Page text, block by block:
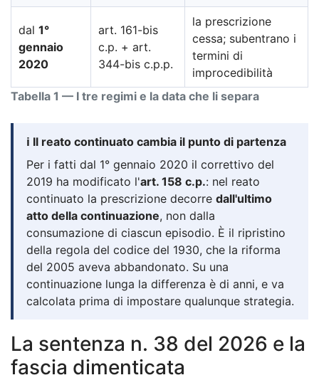
Tabella 1 — I tre regimi e la data che li separa
dal 1°
gennaio
2020
art. 161-bis
c.p. + art.
344-bis c.p.p.
la prescrizione
cessa; subentrano i
termini di
improcedibilità
ℹ️ Il reato continuato cambia il punto di partenza
Per i fatti dal 1° gennaio 2020 il correttivo del
2019 ha modificato l'art. 158 c.p.: nel reato
continuato la prescrizione decorre dall'ultimo
atto della continuazione, non dalla
consumazione di ciascun episodio. È il ripristino
della regola del codice del 1930, che la riforma
del 2005 aveva abbandonato. Su una
continuazione lunga la differenza è di anni, e va
calcolata prima di impostare qualunque strategia.
La sentenza n. 38 del 2026 e la
fascia dimenticata